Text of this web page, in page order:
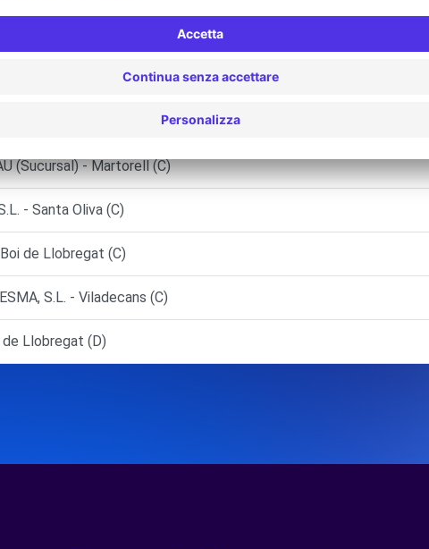
(SUCVN) - Rubí (C)
(Sucursal) - Martorell (C)
- Santa Oliva (C)
de Llobregat (C)
S.L. - Viladecans (C)
de Llobregat (D)